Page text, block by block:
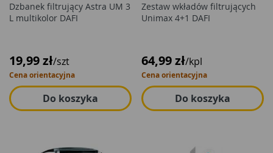
Dzbanek filtrujący Astra UM 3
L multikolor DAFI
19,99 zł/szt
Cena orientacyjna
Do koszyka
Zestaw wkładów filtrujących
Unimax 4+1 DAFI
64,99 zł/kpl
Cena orientacyjna
Do koszyka